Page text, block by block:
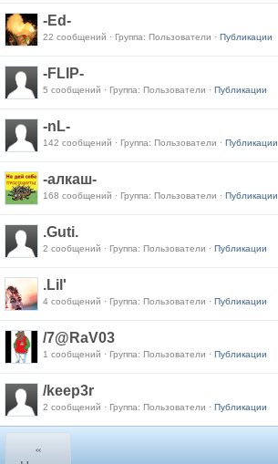
-Ed-
22 сообщений · Группа: Пользователи · Публикации
-FLIP-
5 сообщений · Группа: Пользователи · Публикации
-nL-
142 сообщений · Группа: Пользователи · Публикации
-алкаш-
168 сообщений · Группа: Пользователи · Публикации
.Guti.
2 сообщений · Группа: Пользователи · Публикации
.Lil'
4 сообщений · Группа: Пользователи · Публикации
/7@RaV03
1 сообщений · Группа: Пользователи · Публикации
/keep3r
2 сообщений · Группа: Пользователи · Публикации
«